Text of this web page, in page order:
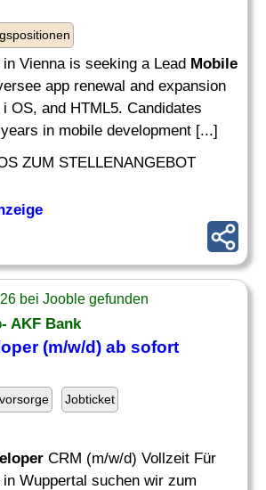
Vienna is seeking a Lead Mobile
app renewal and expansion
OS, and HTML5. Candidates
in mobile development [...]
ZUM STELLENANGEBOT
bei Jooble gefunden
AKF Bank
(m/w/d) ab sofort
Jobticket
CRM (m/w/d) Vollzeit Für
Wuppertal suchen wir zum